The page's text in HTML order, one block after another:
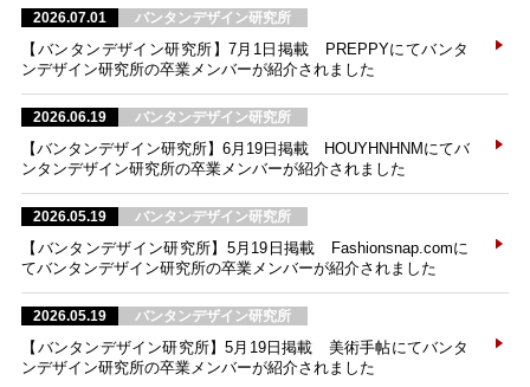
2026.07.01 バンタンデザイン研究所
【バンタンデザイン研究所】7月1日掲載 PREPPYにてバンタ
ンデザイン研究所の卒業メンバーが紹介されました
2026.06.19 バンタンデザイン研究所
【バンタンデザイン研究所】6月19日掲載 HOUYHNHNMにてバ
ンタンデザイン研究所の卒業メンバーが紹介されました
2026.05.19 バンタンデザイン研究所
【バンタンデザイン研究所】5月19日掲載 Fashionsnap.comに
てバンタンデザイン研究所の卒業メンバーが紹介されました
2026.05.19 バンタンデザイン研究所
【バンタンデザイン研究所】5月19日掲載 美術手帖にてバンタ
ンデザイン研究所の卒業メンバーが紹介されました